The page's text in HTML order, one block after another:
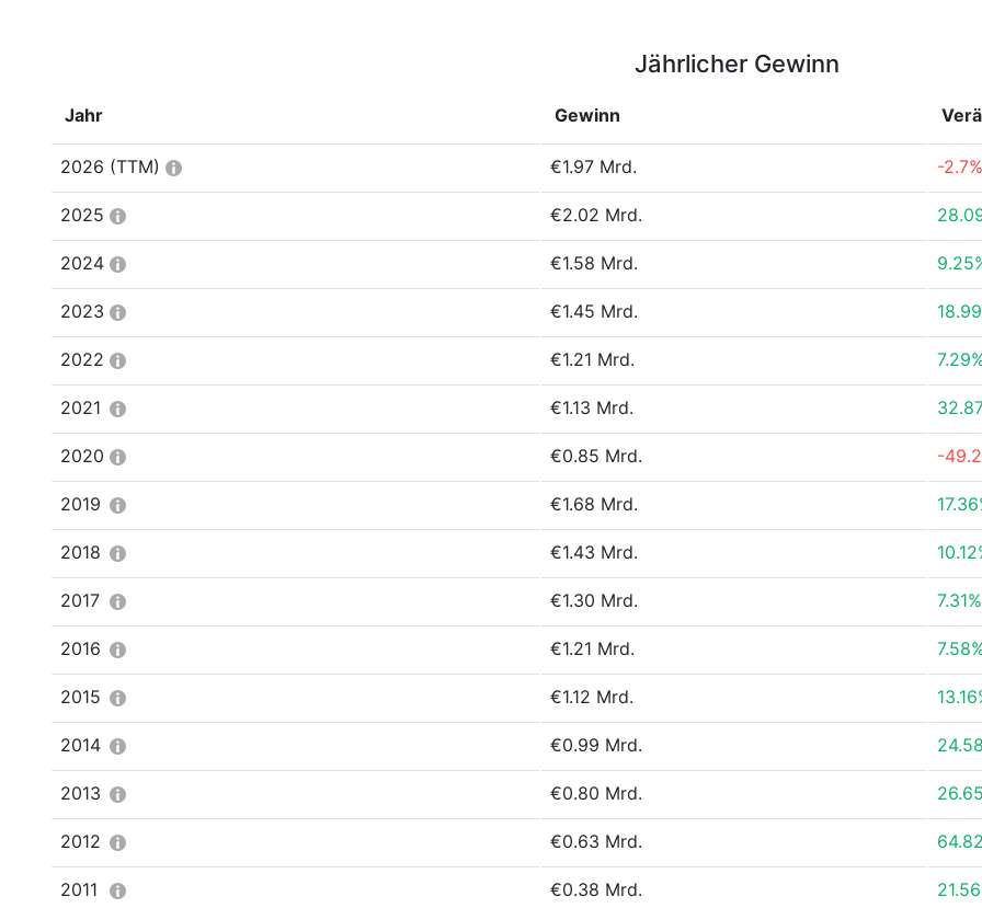
Jährlicher Gewinn
Jahr Gewinn
2026 (TTM) €1.97 Mrd. -2.7%
2025 €2.02 Mrd.
2024 €1.58 Mrd.
2023 €1.45 Mrd.
2022 €1.21 Mrd.
2021 €1.13 Mrd.
2020 €0.85 Mrd. -
2019 €1.68 Mrd.
2018 €1.43 Mrd.
2017 €1.30 Mrd. 7.31%
2016 €1.21 Mrd.
2015 €1.12 Mrd.
2014 €0.99 Mrd.
2013 €0.80 Mrd.
2012 €0.63 Mrd.
2011 €0.38 Mrd.